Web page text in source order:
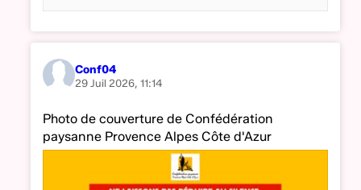
Conf04
29 Juil 2026, 11:14
Photo de couverture de Confédération
paysanne Provence Alpes Côte d'Azur